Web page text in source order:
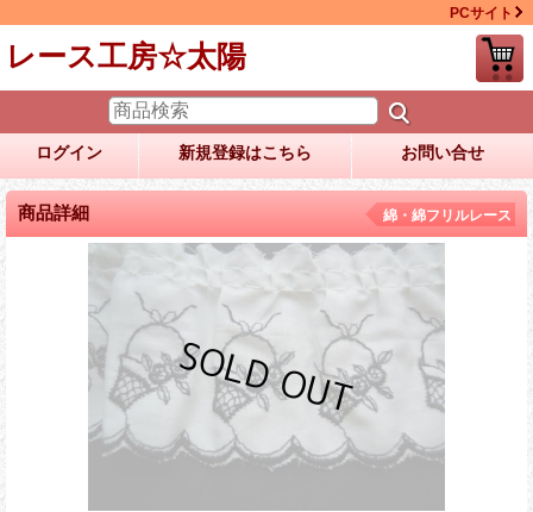
PCサイト
レース工房☆太陽
ログイン 新規登録はこちら お問い合せ
商品詳細 綿・綿フリルレース